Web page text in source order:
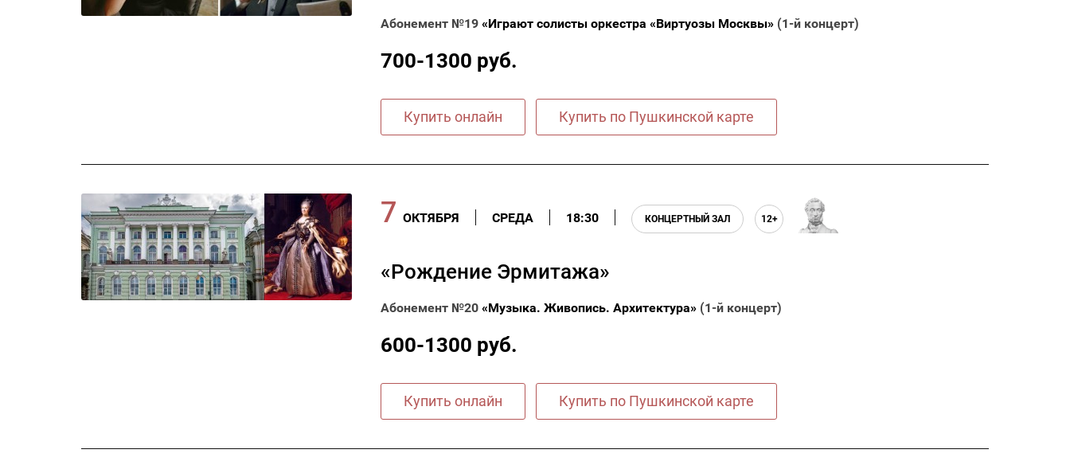
Абонемент №19 «Играют солисты оркестра «Виртуозы Москвы» (1-й концерт)
700-1300 руб.
Купить онлайн Купить по Пушкинской карте
7 ОКТЯБРЯ СРЕДА 18:30 КОНЦЕРТНЫЙ ЗАЛ 12+
«Рождение Эрмитажа»
Абонемент №20 «Музыка. Живопись. Архитектура» (1-й концерт)
600-1300 руб.
Купить онлайн Купить по Пушкинской карте